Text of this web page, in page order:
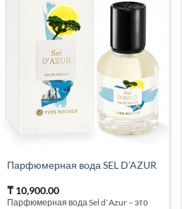
Парфюмерная вода SEL D’AZUR
₸ 10,900.00
Парфюмерная вода Sel d`Azur – это